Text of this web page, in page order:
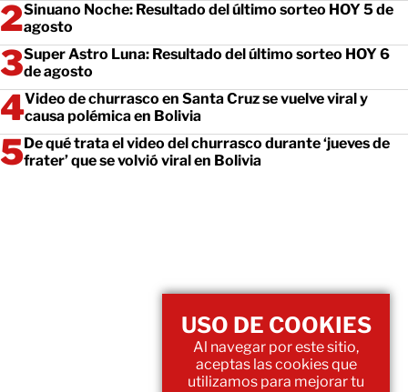
Sinuano Noche: Resultado del último sorteo HOY 5 de
agosto
Super Astro Luna: Resultado del último sorteo HOY 6
de agosto
Video de churrasco en Santa Cruz se vuelve viral y
causa polémica en Bolivia
De qué trata el video del churrasco durante ‘jueves de
frater’ que se volvió viral en Bolivia
USO DE COOKIES
Al navegar por este sitio,
aceptas las cookies que
utilizamos para mejorar tu